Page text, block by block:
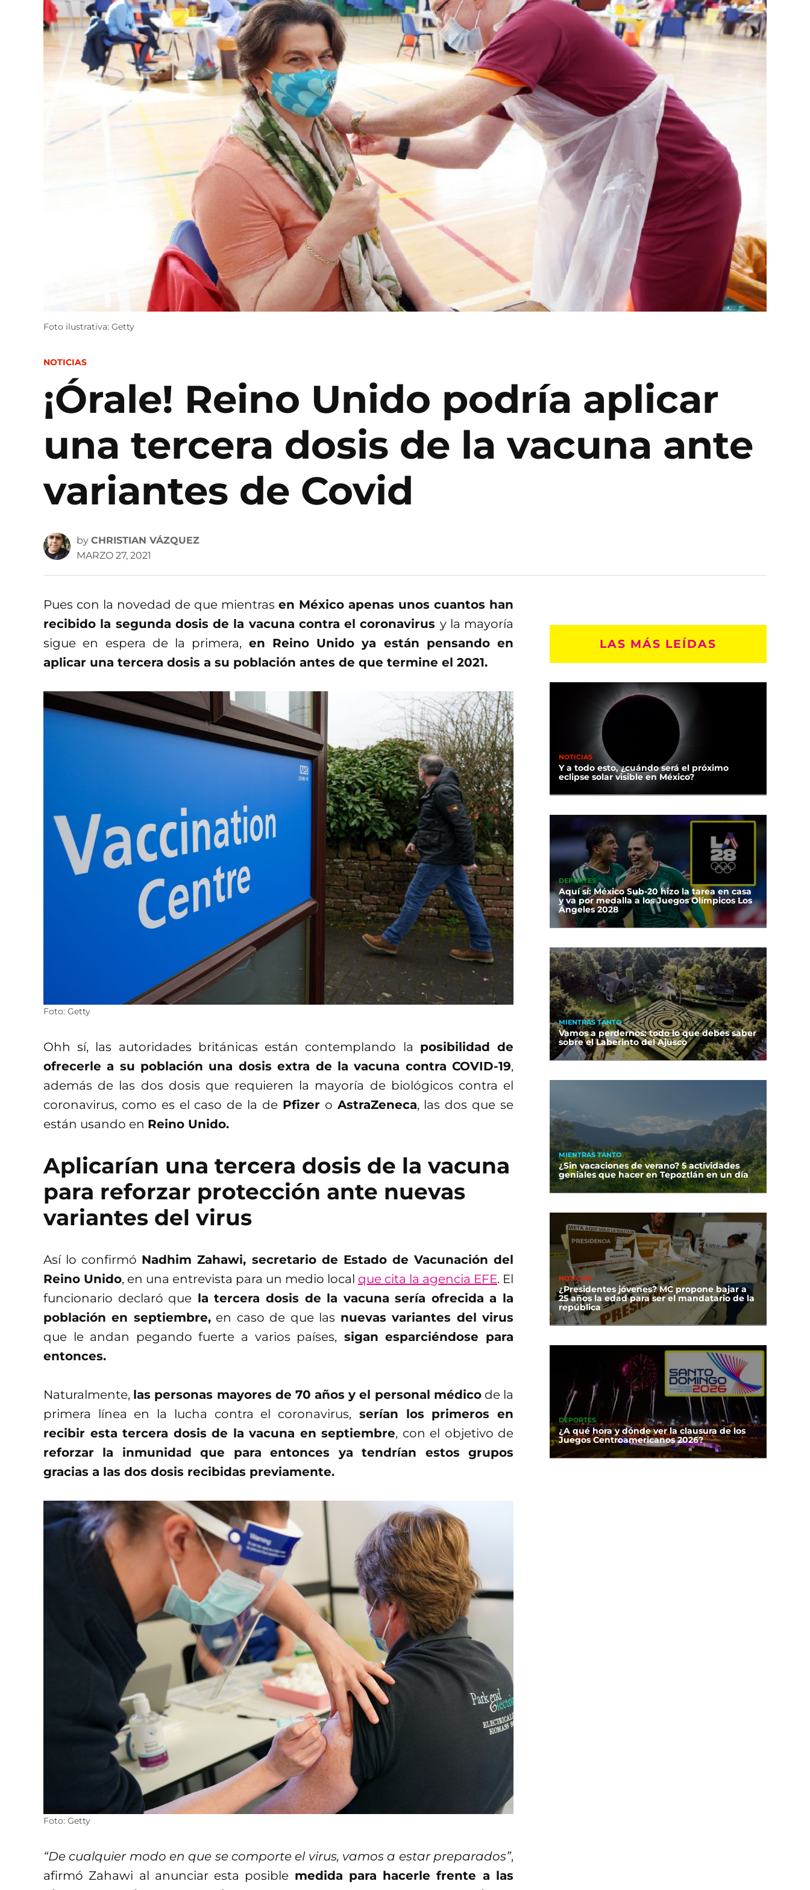
Foto ilustrativa: Getty
POSTED
NOTICIAS
¡Órale! Reino Unido podría aplicar
una tercera dosis de la vacuna ante
variantes de Covid
by CHRISTIAN VÁZQUEZ
MARZO 27, 2021
Pues con la novedad de que mientras en México apenas unos cuantos han
recibido la segunda dosis de la vacuna contra el coronavirus y la mayoría
sigue en espera de la primera, en Reino Unido ya están pensando en
aplicar una tercera dosis a su población antes de que termine el 2021.
Foto: Getty
Ohh sí, las autoridades británicas están contemplando la posibilidad de
ofrecerle a su población una dosis extra de la vacuna contra COVID-19,
además de las dos dosis que requieren la mayoría de biológicos contra el
coronavirus, como es el caso de la de Pfizero AstraZeneca, las dos que se
están usando en Reino Unido.
Aplicarían una tercera dosis de la vacuna
para reforzar protección ante nuevas
variantes del virus
Así lo confirmó Nadhim Zahawi, secretario de Estado de Vacunación del
Reino Unido, en una entrevista para un medio local que cita la agencia EFE. El
funcionario declaró que la tercera dosis de la vacuna sería ofrecida a la
población en septiembre,en caso de que las nuevas variantes del virus
que le andan pegando fuerte a varios países, sigan esparciéndose para
entonces.
Naturalmente, las personas mayores de 70 años y el personal médicode la
primera línea en la lucha contra el coronavirus, serían los primeros en
recibir esta tercera dosis de la vacuna en septiembre, con el objetivo de
reforzar la inmunidad que para entonces ya tendrían estos grupos
gracias a las dos dosis recibidas previamente.
Foto: Getty
“De cualquier modo en que se comporte el virus, vamos a estar preparados”,
afirmó Zahawi al anunciar esta posible medida para hacerle frente a las
LAS MÁS LEÍDAS
NOTICIAS
Y a todo esto, ¿cuándo será el próximo
eclipse solar visible en México?
DEPORTES
Aquí sí: México Sub-20 hizo la tarea en casa
y va por medalla a los Juegos Olímpicos Los
Ángeles 2028
MIENTRAS TANTO
Vamos a perdernos: todo lo que debes saber
sobre el Laberinto del Ajusco
MIENTRAS TANTO
¿Sin vacaciones de verano? 5 actividades
geniales que hacer en Tepoztlán en un día
NOTICIAS
¿Presidentes jóvenes? MC propone bajar a
25 años la edad para ser el mandatario de la
república
DEPORTES
¿A qué hora y dónde ver la clausura de los
Juegos Centroamericanos 2026?